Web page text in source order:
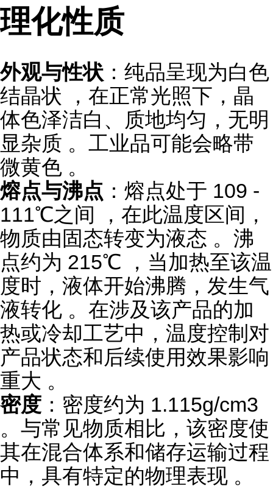
理化性质
外观与性状 ：纯品呈现为白色
结晶状 ，在正常光照下，晶
体色泽洁白、质地均匀，无明
显杂质 。工业品可能会略带
微黄色 。
熔点与沸点 ：熔点处于 109 -
111℃之间 ，在此温度区间，
物质由固态转变为液态 。沸
点约为 215℃ ，当加热至该温
度时，液体开始沸腾，发生气
液转化 。在涉及该产品的加
热或冷却工艺中，温度控制对
产品状态和后续使用效果影响
重大 。
密度 ：密度约为 1.115g/cm3
。与常见物质相比，该密度使
其在混合体系和储存运输过程
中，具有特定的物理表现 。